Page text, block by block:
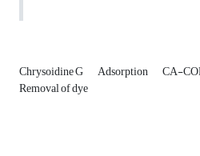
Chrysoidine G Adsorption CA-
Removal of dye